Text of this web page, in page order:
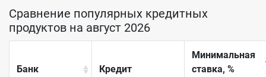
Сравнение популярных кредитных
продуктов на август 2026
Банк Кредит
Минимальная
ставка, %